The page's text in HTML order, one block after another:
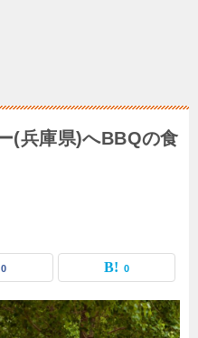
(兵庫県)へBBQの食
0 0